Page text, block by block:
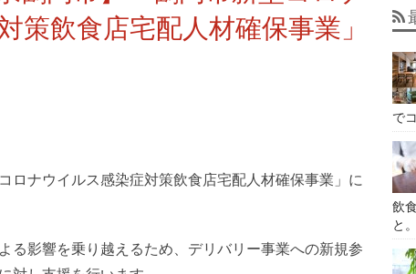
策飲食店宅配人材確保事業」
ロナウイルス感染症対策飲食店宅配人材確保事業」に
る影響を乗り越えるため、デリバリー事業への新規参
で
飲
と。